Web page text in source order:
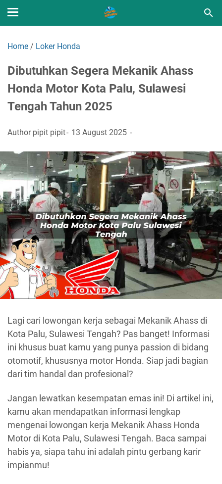
Home / Loker Honda
Dibutuhkan Segera Mekanik Ahass
Honda Motor Kota Palu, Sulawesi
Tengah Tahun 2025
Author pipit pipit 13 August 2025
Lagi cari lowongan kerja sebagai Mekanik Ahass di
Kota Palu, Sulawesi Tengah? Pas banget! Informasi
ini khusus buat kamu yang punya passion di bidang
otomotif, khususnya motor Honda. Siap jadi bagian
dari tim handal dan profesional?
Jangan lewatkan kesempatan emas ini! Di artikel ini,
kamu akan mendapatkan informasi lengkap
mengenai lowongan kerja Mekanik Ahass Honda
Motor di Kota Palu, Sulawesi Tengah. Baca sampai
habis ya, siapa tahu ini adalah pintu gerbang karir
impianmu!